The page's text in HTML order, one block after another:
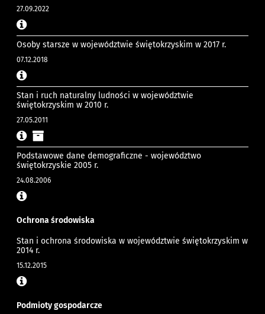
27.09.2022
Osoby starsze w województwie świętokrzyskim w 2017 r.
07.12.2018
Stan i ruch naturalny ludności w województwie
świętokrzyskim w 2010 r.
27.05.2011
Podstawowe dane demograficzne - województwo
świętokrzyskie 2005 r.
24.08.2006
Ochrona środowiska
Stan i ochrona środowiska w województwie świętokrzyskim w
2014 r.
15.12.2015
Podmioty gospodarcze